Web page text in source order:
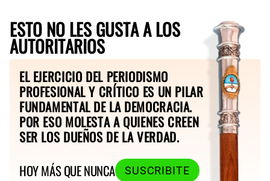
ESTO NO LES GUSTA A LOS
AUTORITARIOS
EL EJERCICIO DEL PERIODISMO
PROFESIONAL Y CRÍTICO ES UN PILAR
FUNDAMENTAL DE LA DEMOCRACIA.
POR ESO MOLESTA A QUIENES CREEN
SER LOS DUEÑOS DE LA VERDAD.
HOY MÁS QUE NUNCA
SUSCRIBITE